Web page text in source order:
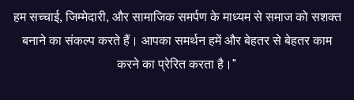
हम सच्चाई, जिम्मेदारी, और सामाजिक समर्पण के माध्यम से समाज को सशक्त
बनाने का संकल्प करते हैं। आपका समर्थन हमें और बेहतर से बेहतर काम
करने का प्रेरित करता है।"